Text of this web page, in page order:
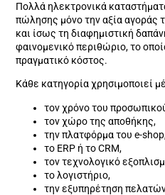
Πολλά ηλεκτρονικά
πώλησης μόνο την αξία αγοράς
και ίσως τη διαφημιστική
φαινομενικό περιθώριο, το
πραγματικό κόστος.
Κάθε κατηγορία χρησιμοποιεί
τον χρόνο του
τον χώρο της αποθήκης,
την πλατφόρμα του e-
το ERP ή το CRM,
τον τεχνολογικό
το λογιστήριο,
την εξυπηρέτηση